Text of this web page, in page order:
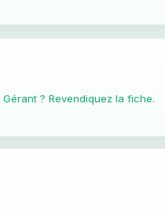
Gérant ? Revendiquez la fiche.